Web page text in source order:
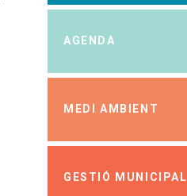
AGENDA
MEDI AMBIENT
GESTIÓ MUNICIPAL